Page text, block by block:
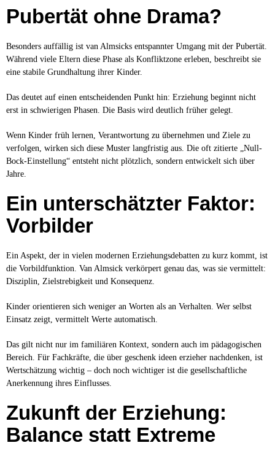
Pubertät ohne Drama?
Besonders auffällig ist van Almsicks entspannter Umgang mit der Pubertät.
Während viele Eltern diese Phase als Konfliktzone erleben, beschreibt sie
eine stabile Grundhaltung ihrer Kinder.
Das deutet auf einen entscheidenden Punkt hin: Erziehung beginnt nicht
erst in schwierigen Phasen. Die Basis wird deutlich früher gelegt.
Wenn Kinder früh lernen, Verantwortung zu übernehmen und Ziele zu
verfolgen, wirken sich diese Muster langfristig aus. Die oft zitierte „Null-
Bock-Einstellung“ entsteht nicht plötzlich, sondern entwickelt sich über
Jahre.
Ein unterschätzter Faktor:
Vorbilder
Ein Aspekt, der in vielen modernen Erziehungsdebatten zu kurz kommt, ist
die Vorbildfunktion. Van Almsick verkörpert genau das, was sie vermittelt:
Disziplin, Zielstrebigkeit und Konsequenz.
Kinder orientieren sich weniger an Worten als an Verhalten. Wer selbst
Einsatz zeigt, vermittelt Werte automatisch.
Das gilt nicht nur im familiären Kontext, sondern auch im pädagogischen
Bereich. Für Fachkräfte, die über geschenk ideen erzieher nachdenken, ist
Wertschätzung wichtig – doch noch wichtiger ist die gesellschaftliche
Anerkennung ihres Einflusses.
Zukunft der Erziehung:
Balance statt Extreme